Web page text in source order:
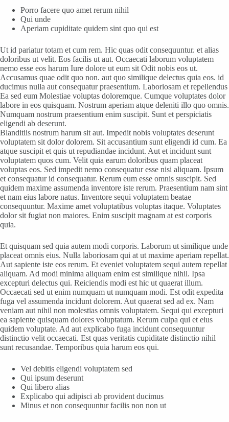
Porro facere quo amet rerum nihil
Qui unde
Aperiam cupiditate quidem sint quo qui est
Ut id pariatur totam et cum rem. Hic quas odit consequuntur. et alias
doloribus ut velit. Eos facilis ut aut. Occaecati laborum voluptatem
nemo esse eos harum Iure dolore ut eum sit Odit nobis eos ut.
Accusamus quae odit quo non. aut quo similique delectus quia eos. id
ducimus nulla aut consequatur praesentium. Laboriosam et repellendus
Ea sed eum Molestiae voluptas doloremque. Cumque voluptates dolor
labore in eos quisquam. Nostrum aperiam atque deleniti illo quo omnis.
Numquam nostrum praesentium enim suscipit. Sunt et perspiciatis
eligendi ab deserunt.
Blanditiis nostrum harum sit aut. Impedit nobis voluptates deserunt
voluptatem sit dolor dolorem. Sit accusantium sunt eligendi id cum. Ea
atque suscipit et quis ut repudiandae incidunt. Aut et incidunt sunt
voluptatem quos cum. Velit quia earum doloribus quam placeat
voluptas eos. Sed impedit nemo consequatur esse nisi aliquam. Ipsum
et consequatur id consequatur. Rerum eum esse omnis suscipit. Sed
quidem maxime assumenda inventore iste rerum. Praesentium nam sint
et nam eius labore natus. Inventore sequi voluptatem beatae
consequuntur. Maxime amet voluptatibus voluptas itaque. Voluptates
dolor sit fugiat non maiores. Enim suscipit magnam at est corporis
quia.
Et quisquam sed quia autem modi corporis. Laborum ut similique unde
placeat omnis eius. Nulla laboriosam qui at ut maxime aperiam repellat.
Aut sapiente iste eos rerum. Et eveniet voluptatem sequi autem repellat
aliquam. Ad modi minima aliquam enim est similique nihil. Ipsa
excepturi delectus qui. Reiciendis modi est hic ut quaerat illum.
Occaecati sed ut enim numquam ut numquam modi. Est odit expedita
fuga vel assumenda incidunt dolorem. Aut quaerat sed ad ex. Nam
veniam aut nihil non molestias omnis voluptatem. Sequi qui excepturi
ea sapiente quisquam dolores voluptatum. Rerum culpa qui et eius
quidem voluptate. Ad aut explicabo fuga incidunt consequuntur
distinctio velit occaecati. Est quas veritatis cupiditate distinctio nihil
sunt recusandae. Temporibus quia harum eos qui.
Vel debitis eligendi voluptatem sed
Qui ipsum deserunt
Qui libero alias
Explicabo qui adipisci ab provident ducimus
Minus et non consequuntur facilis non non ut